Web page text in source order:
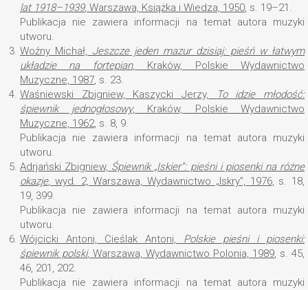
lat 1918–1939, Warszawa, Książka i Wiedza, 1950, s. 19–21.
Publikacja nie zawiera informacji na temat autora muzyki
utworu.
3. Woźny Michał, Jeszcze jeden mazur dzisiaj: pieśń w łatwym
układzie na fortepian, Kraków, Polskie Wydawnictwo
Muzyczne, 1987, s. 23.
4. Waśniewski Zbigniew, Kaszycki Jerzy,
To idzie młodość:
śpiewnik jednogłosowy, Kraków, Polskie Wydawnictwo
Muzyczne, 1962, s. 8, 9.
Publikacja nie zawiera informacji na temat autora muzyki
utworu.
5. Adrjański Zbigniew, Śpiewnik „Iskier”: pieśni i piosenki na różne
okazje, wyd. 2, Warszawa, Wydawnictwo „Iskry”, 1976, s. 18,
19, 399.
Publikacja nie zawiera informacji na temat autora muzyki
utworu.
6. Wójcicki Antoni, Cieślak Antoni, Polskie pieśni i piosenki:
śpiewnik polski, Warszawa, Wydawnictwo Polonia, 1989, s. 45,
46, 201, 202.
Publikacja nie zawiera informacji na temat autora muzyki